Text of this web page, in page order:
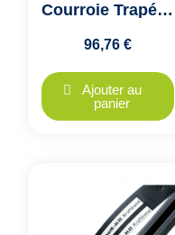
Courroie Trapézoïdale Jumelée 2A112 A2845 - Optibelt KB VB - 2 Brins
96,76 €
Ajouter au
panier